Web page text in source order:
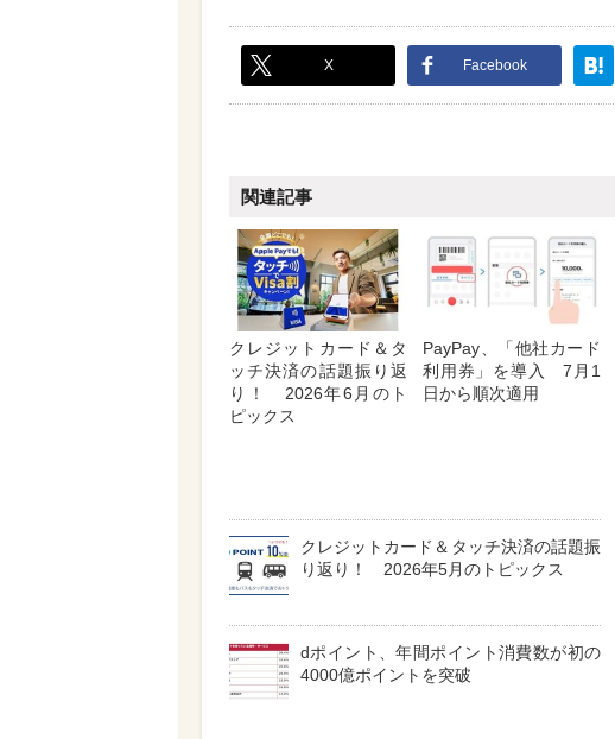
X Facebook
関連記事
クレジットカード＆タ
ッチ決済の話題振り返
り！ 2026年6月のト
ピックス
PayPay、「他社カード
利用券」を導入 7月1
日から順次適用
クレジットカード＆タッチ決済の話題振
り返り！ 2026年5月のトピックス
dポイント、年間ポイント消費数が初の
4000億ポイントを突破